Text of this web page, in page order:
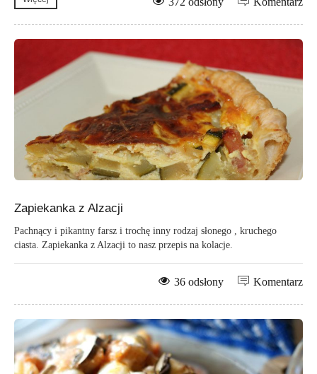
Zapiekanka z Alzacji
Pachnący i pikantny farsz i trochę inny rodzaj słonego , kruchego
ciasta. Zapiekanka z Alzacji to nasz przepis na kolacje.
Komentarz
36 odsłony